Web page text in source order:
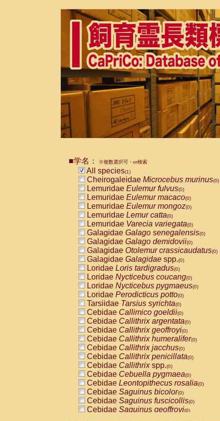
■学名： ※複数選択可・or検索
All species(1)
Cheirogaleidae Microcebus murinus(0)
Lemuridae Eulemur fulvus(0)
Lemuridae Eulemur macaco(0)
Lemuridae Eulemur mongoz(0)
Lemuridae Lemur catta(0)
Lemuridae Varecia variegata(0)
Galagidae Galago senegalensis(0)
Galagidae Galago demidovii(0)
Galagidae Otolemur crassicaudatus(0)
Galagidae Galagidae spp.(0)
Loridae Loris tardigradus(0)
Loridae Nycticebus coucang(0)
Loridae Nycticebus pygmaeus(0)
Loridae Perodicticus potto(0)
Tarsiidae Tarsius syrichta(0)
Cebidae Callimico goeldii(0)
Cebidae Callithrix argentata(0)
Cebidae Callithrix geoffroyi(0)
Cebidae Callithrix humeralifer(0)
Cebidae Callithrix jacchus(0)
Cebidae Callithrix penicillata(0)
Cebidae Callithrixspp.(0)
Cebidae Cebuella pygmaea(0)
Cebidae Leontopithecus rosalia(0)
Cebidae Saguinus bicolor(0)
Cebidae Saguinus fuscicollis(0)
Cebidae Saguinus geoffroyi(0)